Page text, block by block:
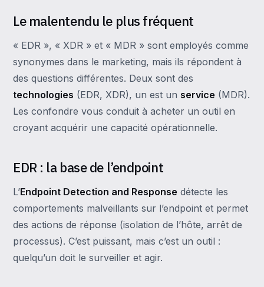
Le malentendu le plus fréquent
« EDR », « XDR » et « MDR » sont employés comme
synonymes dans le marketing, mais ils répondent à
des questions différentes. Deux sont des
technologies (EDR, XDR), un est un service (MDR).
Les confondre vous conduit à acheter un outil en
croyant acquérir une capacité opérationnelle.
EDR : la base de l’endpoint
L’Endpoint Detection and Response détecte les
comportements malveillants sur l’endpoint et permet
des actions de réponse (isolation de l’hôte, arrêt de
processus). C’est puissant, mais c’est un outil :
quelqu’un doit le surveiller et agir.